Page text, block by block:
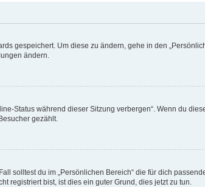
gespeichert. Um diese zu ändern, gehe in den
ändern.
Status während dieser Sitzung verbergen“. Wenn du
gezählt.
solltest du im „Persönlichen Bereich“ die für dich
registriert bist, ist dies ein guter Grund, dies jetzt zu tun.